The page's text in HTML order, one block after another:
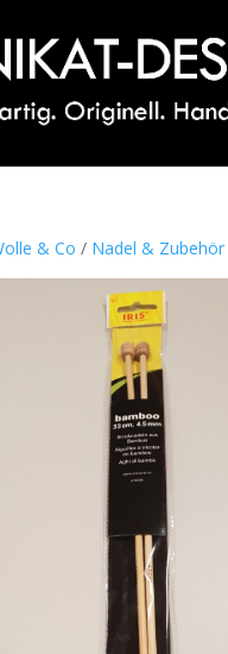
& Co / Nadel & Zubehör